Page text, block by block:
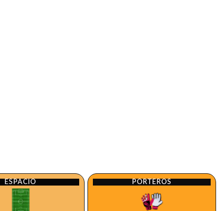
ESPACIO PORTEROS